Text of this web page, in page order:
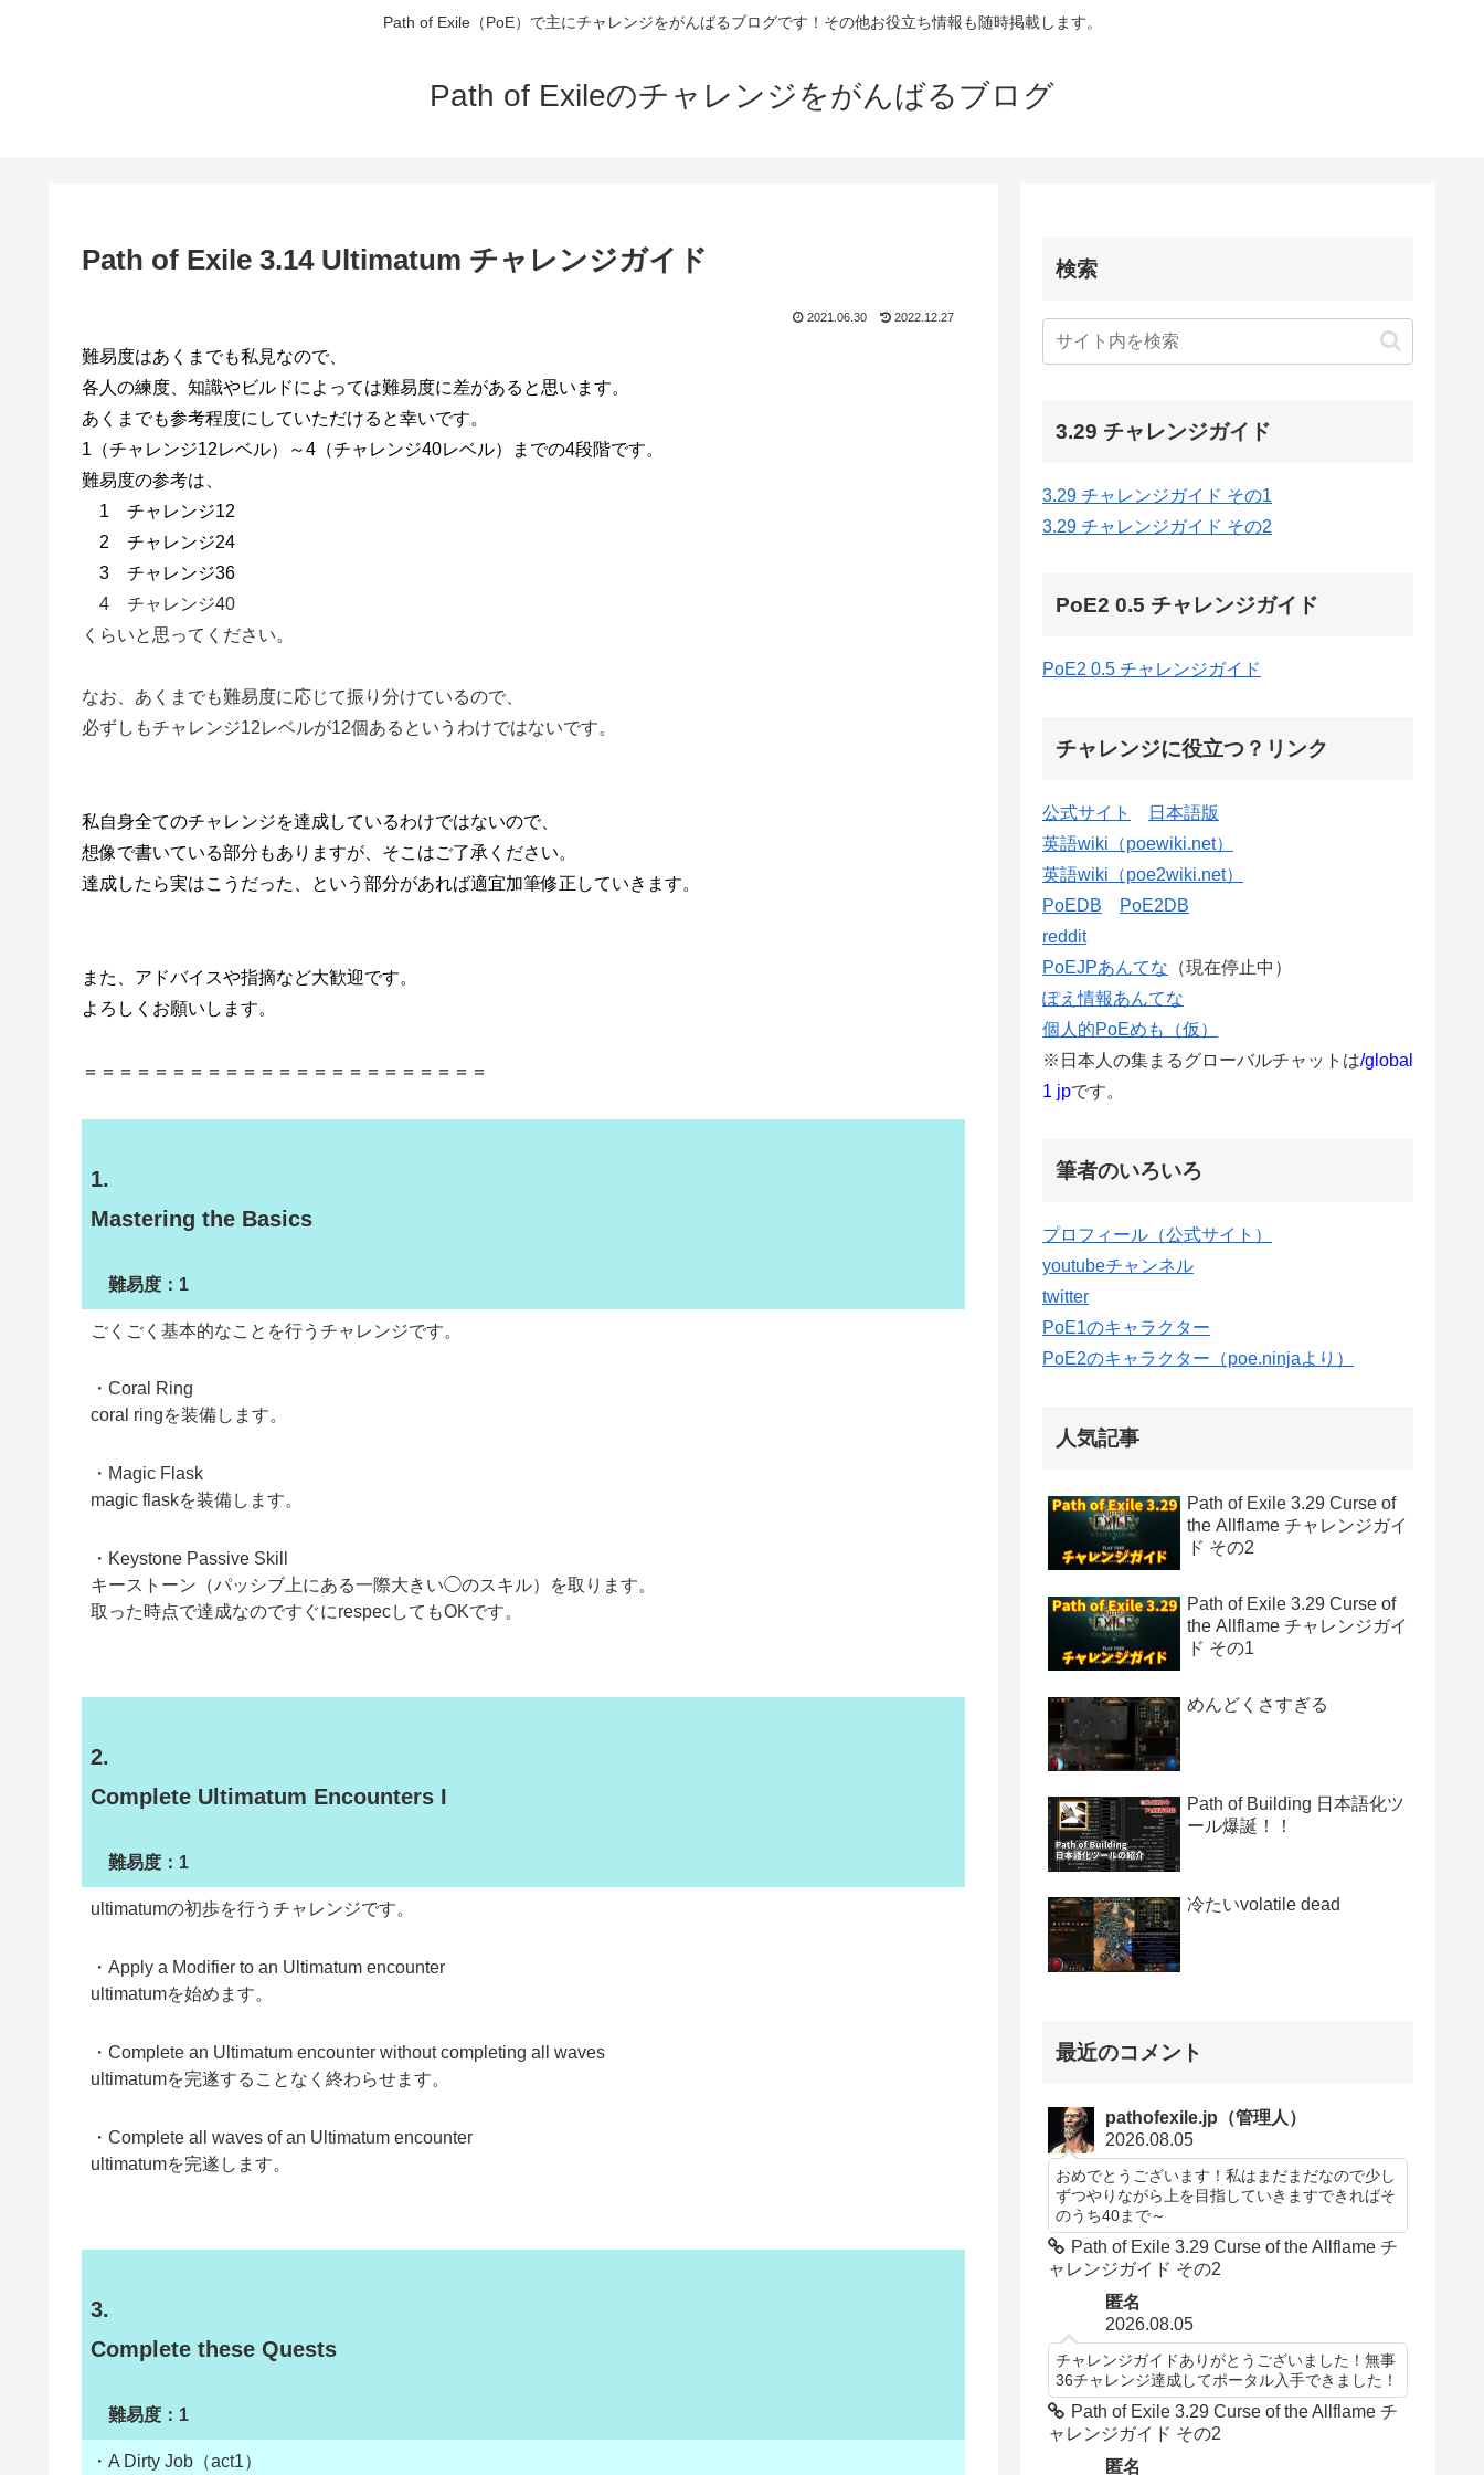
Path of Exile（PoE）で主にチャレンジをがんばるブログです！その他お役立ち情報も随時掲載します。
Path of Exileのチャレンジをがんばるブログ
Path of Exile 3.14 Ultimatum チャレンジガイド
2021.06.30 2022.12.27
難易度はあくまでも私見なので、
各人の練度、知識やビルドによっては難易度に差があると思います。
あくまでも参考程度にしていただけると幸いです。
1（チャレンジ12レベル）～4（チャレンジ40レベル）までの4段階です。
難易度の参考は、
1 チャレンジ12
2 チャレンジ24
3 チャレンジ36
4 チャレンジ40
くらいと思ってください。
なお、あくまでも難易度に応じて振り分けているので、
必ずしもチャレンジ12レベルが12個あるというわけではないです。
私自身全てのチャレンジを達成しているわけではないので、
想像で書いている部分もありますが、そこはご了承ください。
達成したら実はこうだった、という部分があれば適宜加筆修正していきます。
また、アドバイスや指摘など大歓迎です。
よろしくお願いします。
＝＝＝＝＝＝＝＝＝＝＝＝＝＝＝＝＝＝＝＝＝＝＝
1.
Mastering the Basics
難易度：1
ごくごく基本的なことを行うチャレンジです。
・Coral Ring
coral ringを装備します。
・Magic Flask
magic flaskを装備します。
・Keystone Passive Skill
キーストーン（パッシブ上にある一際大きい◯のスキル）を取ります。
取った時点で達成なのですぐにrespecしてもOKです。
2.
Complete Ultimatum Encounters I
難易度：1
ultimatumの初歩を行うチャレンジです。
・Apply a Modifier to an Ultimatum encounter
ultimatumを始めます。
・Complete an Ultimatum encounter without completing all waves
ultimatumを完遂することなく終わらせます。
・Complete all waves of an Ultimatum encounter
ultimatumを完遂します。
3.
Complete these Quests
難易度：1
・A Dirty Job（act1）
検索
3.29 チャレンジガイド
3.29 チャレンジガイド その1
3.29 チャレンジガイド その2
PoE2 0.5 チャレンジガイド
PoE2 0.5 チャレンジガイド
チャレンジに役立つ？リンク
公式サイト
日本語版
英語wiki（poewiki.net）
英語wiki（poe2wiki.net）
PoEDB
PoE2DB
reddit
PoEJPあんてな （現在停止中）
ぽえ情報あんてな
個人的PoEめも（仮）
※日本人の集まるグローバルチャットは/global
1 jpです。
筆者のいろいろ
プロフィール（公式サイト）
youtubeチャンネル
twitter
PoE1のキャラクター
PoE2のキャラクター（poe.ninjaより）
人気記事
Path of Exile 3.29 Curse of
the Allflame チャレンジガイ
ド その2
Path of Exile 3.29 Curse of
the Allflame チャレンジガイ
ド その1
めんどくさすぎる
Path of Building 日本語化ツ
ール爆誕！！
冷たいvolatile dead
最近のコメント
pathofexile.jp（管理人）
2026.08.05
おめでとうございます！私はまだまだなので少し
ずつやりながら上を目指していきますできればそ
のうち40まで～
Path of Exile 3.29 Curse of the Allflame チ
ャレンジガイド その2
匿名
2026.08.05
チャレンジガイドありがとうございました！無事
36チャレンジ達成してポータル入手できました！
Path of Exile 3.29 Curse of the Allflame チ
ャレンジガイド その2
匿名